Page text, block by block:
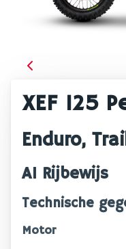
XEF 125
Enduro,
A1 Rijbewijs
Technische
Motor